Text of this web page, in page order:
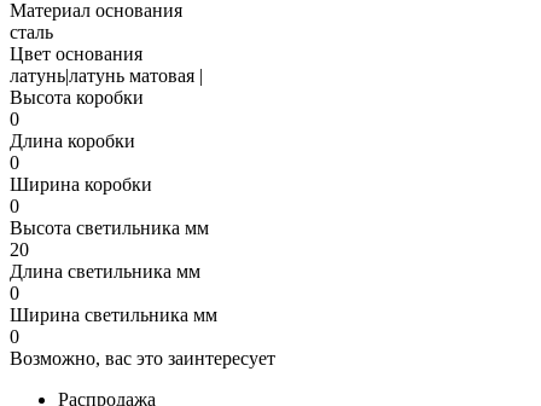
Материал основания
сталь
Цвет основания
латунь|латунь матовая |
Высота коробки
0
Длина коробки
0
Ширина коробки
0
Высота светильника мм
20
Длина светильника мм
0
Ширина светильника мм
0
Возможно, вас это заинтересует
Распродажа